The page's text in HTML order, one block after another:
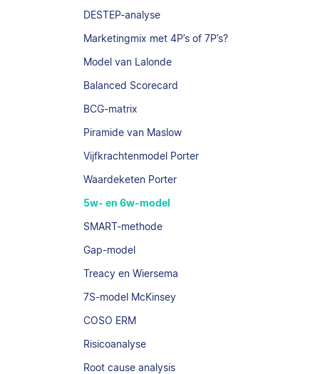
DESTEP-analyse
Marketingmix met 4P’s of 7P’s?
Model van Lalonde
Balanced Scorecard
BCG-matrix
Piramide van Maslow
Vijfkrachtenmodel Porter
Waardeketen Porter
5w- en 6w-model
SMART-methode
Gap-model
Treacy en Wiersema
7S-model McKinsey
COSO ERM
Risicoanalyse
Root cause analysis